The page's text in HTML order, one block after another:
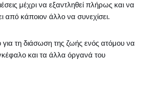
μέχρι να εξαντληθεί πλήρως και να
από κάποιον άλλο να συνεχίσει.
για τη διάσωση της ζωής ενός ατόμου να
και τα άλλα όργανά του